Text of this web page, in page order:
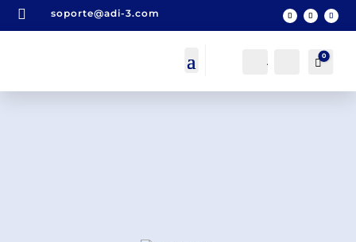
 soporte@adi-3.com
Acceso BuscarCarro
0